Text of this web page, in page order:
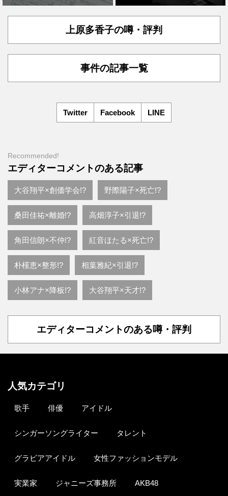
上原多香子の噂・評判
事件の記事一覧
Twitter Facebook LINE
Recommended!
エディターコメントのある記事
大谷翔平×創価学会!? 野際陽子×死亡!?
桑田佳祐×離婚!? 高畑淳子×引退!?
角田信朗×不仲!? 紅音ほたる×死亡!?
朴槿恵×整形!? 相葉雅紀×引退!?
小林アナ×降板!? 大谷翔平×天才!?
エディターコメントのある噂・評判
人気カテゴリ
歌手 俳優 アイドル
シンガーソングライター タレント
グラビアアイドル 女性ファッションモデル
実業家 ジャニーズ事務所 AKB48